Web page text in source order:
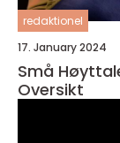
redaktionel
17. January 2024
Små
Oversikt